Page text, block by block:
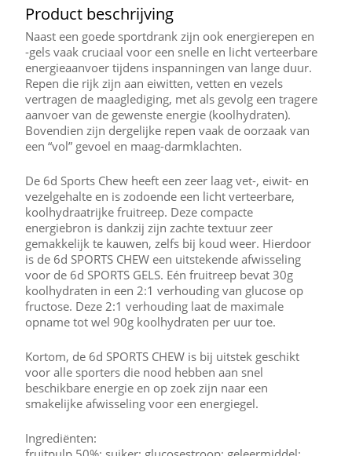
Product beschrijving
Naast een goede sportdrank zijn ook energierepen en
-gels vaak cruciaal voor een snelle en licht verteerbare
energieaanvoer tijdens inspanningen van lange duur.
Repen die rijk zijn aan eiwitten, vetten en vezels
vertragen de maaglediging, met als gevolg een tragere
aanvoer van de gewenste energie (koolhydraten).
Bovendien zijn dergelijke repen vaak de oorzaak van
een “vol” gevoel en maag-darmklachten.
De 6d Sports Chew heeft een zeer laag vet-, eiwit- en
vezelgehalte en is zodoende een licht verteerbare,
koolhydraatrijke fruitreep. Deze compacte
energiebron is dankzij zijn zachte textuur zeer
gemakkelijk te kauwen, zelfs bij koud weer. Hierdoor
is de 6d SPORTS CHEW een uitstekende afwisseling
voor de 6d SPORTS GELS. Eén fruitreep bevat 30g
koolhydraten in een 2:1 verhouding van glucose op
fructose. Deze 2:1 verhouding laat de maximale
opname tot wel 90g koolhydraten per uur toe.
Kortom, de 6d SPORTS CHEW is bij uitstek geschikt
voor alle sporters die nood hebben aan snel
beschikbare energie en op zoek zijn naar een
smakelijke afwisseling voor een energiegel.
Ingrediënten: